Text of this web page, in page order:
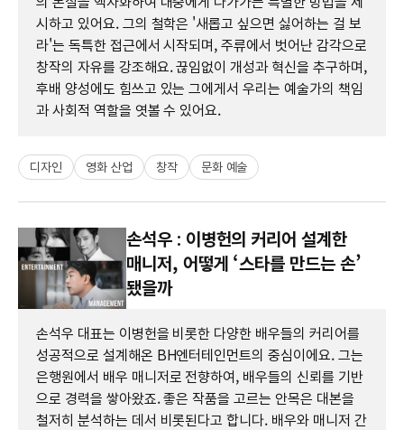
시하고 있어요. 그의 철학은 '새롭고 싶으면 싫어하는 걸 보
라'는 독특한 접근에서 시작되며, 주류에서 벗어난 감각으로
창작의 자유를 강조해요. 끊임없이 개성과 혁신을 추구하며,
후배 양성에도 힘쓰고 있는 그에게서 우리는 예술가의 책임
과 사회적 역할을 엿볼 수 있어요.
디자인 영화 산업 창작 문화 예술
손석우 : 이병헌의 커리어 설계한
매니저, 어떻게 ‘스타를 만드는 손’
됐을까
손석우 대표는 이병헌을 비롯한 다양한 배우들의 커리어를
성공적으로 설계해온 BH엔터테인먼트의 중심이에요. 그는
은행원에서 배우 매니저로 전향하여, 배우들의 신뢰를 기반
으로 경력을 쌓아왔죠. 좋은 작품을 고르는 안목은 대본을
철저히 분석하는 데서 비롯된다고 합니다. 배우와 매니저 간